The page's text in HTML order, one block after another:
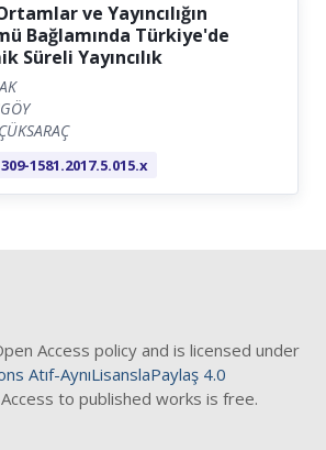
ve Yayıncılığın
Bağlamında Türkiye'de
Süreli Yayıncılık
1581.2017.5.015.x
Access policy and is licensed under
Atıf-AynıLisanslaPaylaş 4.0
Access to published works is free.